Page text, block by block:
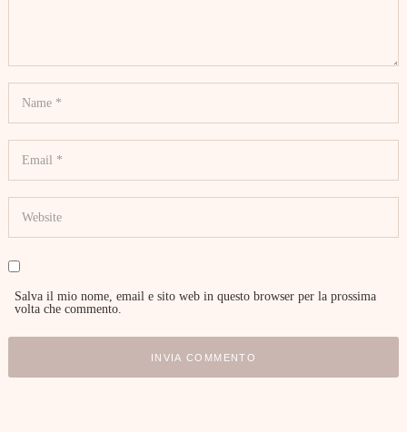
Salva il mio nome, email e sito web in questo browser per la prossima
volta che commento.